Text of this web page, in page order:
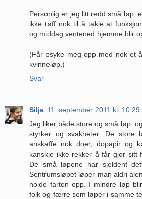
Personlig er jeg litt redd små løp,
ikke tøff nok til å takle at
og middag ventened hjemme blir
(Får psyke meg opp med nok et
kvinneløp.)
Svar
Silja 11. september 2011 kl. 10:29
Jeg liker både store og små løp,
styrker og svakheter. De store
anskaffe nok doer, dopapir og
kanskje ikke rekker å får gjor sitt
De små løpene har sjeldent
Sentrumsløpet løper man aldri
holde farten opp. I mindre løp
folk og færre som løper i samme